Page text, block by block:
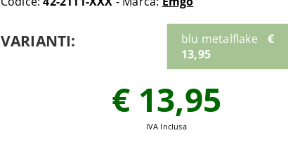
VARIANTI: blu metalflake
€
13,95
€ 13,95
IVA Inclusa